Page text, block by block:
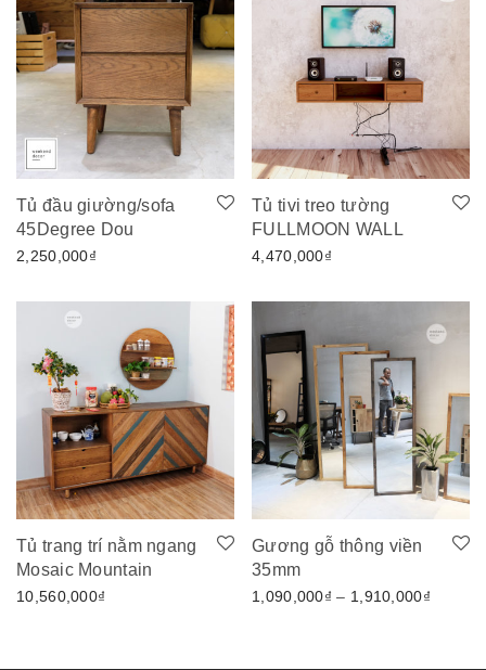
Tủ đầu giường/sofa
45Degree Dou
2,250,000₫
Tủ tivi treo tường
FULLMOON WALL
4,470,000₫
Tủ trang trí nằm ngang
Mosaic Mountain
10,560,000₫
Gương gỗ thông viền
35mm
1,090,000₫ – 1,910,000₫